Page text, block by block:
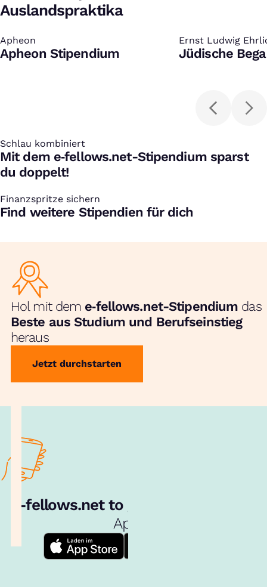
Auslandspraktika
Apheon
:
Apheon Stipendium
Ernst Ludwig
:
Jüdische
Schlau kombiniert
:
Mit dem e‑fellows.net-Stipendium sparst
du doppelt!
Finanzspritze sichern
:
Find weitere Stipendien für dich
Hol mit dem e‑fellows.net-Stipendium das
Beste aus Studium und Berufseinstieg
heraus
Jetzt durchstarten
e‑fellows.net to go:
App!